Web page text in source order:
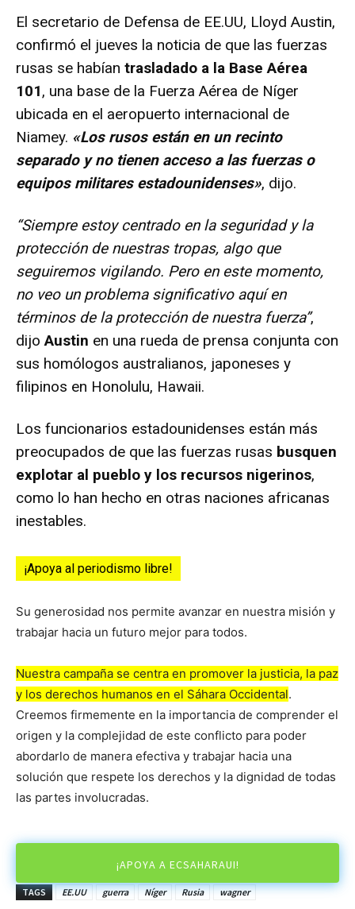
El secretario de Defensa de EE.UU, Lloyd Austin,
confirmó el jueves la noticia de que las fuerzas
rusas se habían trasladado a la Base Aérea
101, una base de la Fuerza Aérea de Níger
ubicada en el aeropuerto internacional de
Niamey. «Los rusos están en un recinto
separado y no tienen acceso a las fuerzas o
equipos militares estadounidenses», dijo.
“Siempre estoy centrado en la seguridad y la
protección de nuestras tropas, algo que
seguiremos vigilando. Pero en este momento,
no veo un problema significativo aquí en
términos de la protección de nuestra fuerza”,
dijoAustin en una rueda de prensa conjunta con
sus homólogos australianos, japoneses y
filipinos en Honolulu, Hawaii.
Los funcionarios estadounidenses están más
preocupados de que las fuerzas rusas busquen
explotar al pueblo y los recursos nigerinos,
como lo han hecho en otras naciones africanas
inestables.
¡Apoya al periodismo libre!
Su generosidad nos permite avanzar en nuestra misión y
trabajar hacia un futuro mejor para todos.
Nuestra campaña se centra en promover la justicia, la paz
y los derechos humanos en el Sáhara Occidental.
Creemos firmemente en la importancia de comprender el
origen y la complejidad de este conflicto para poder
abordarlo de manera efectiva y trabajar hacia una
solución que respete los derechos y la dignidad de todas
las partes involucradas.
¡APOYA A ECSAHARAUI!
TAGS EE.UU guerra Níger Rusia wagner